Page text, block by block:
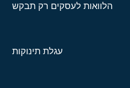
הלוואות לעסקים רק תבקש
עגלת תינוקות